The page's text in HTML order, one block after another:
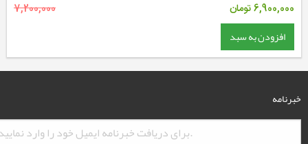
6,900,000تومان 7,200,000
افزودن به سبد
خبرنامه